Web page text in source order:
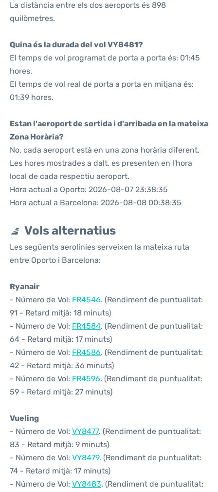
La distància entre els dos aeroports és 898
quilòmetres.
Quina és la durada del vol VY8481?
El temps de vol programat de porta a porta és: 01:45
hores.
El temps de vol real de porta a porta en mitjana és:
01:39 hores.
Estan l'aeroport de sortida i d'arribada en la mateixa
Zona Horària?
No, cada aeroport està en una zona horària diferent.
Les hores mostrades a dalt, es presenten en l'hora
local de cada respectiu aeroport.
Hora actual a Oporto: 2026-08-07 23:38:35
Hora actual a Barcelona: 2026-08-08 00:38:35
Vols alternatius
Les següents aerolínies serveixen la mateixa ruta
entre Oporto i Barcelona:
Ryanair
- Número de Vol: FR4546. (Rendiment de puntualitat:
91 - Retard mitjà: 18 minuts)
- Número de Vol: FR4584. (Rendiment de puntualitat:
64 - Retard mitjà: 17 minuts)
- Número de Vol: FR4586. (Rendiment de puntualitat:
42 - Retard mitjà: 36 minuts)
- Número de Vol: FR4596. (Rendiment de puntualitat:
59 - Retard mitjà: 27 minuts)
Vueling
- Número de Vol: VY8477. (Rendiment de puntualitat:
83 - Retard mitjà: 9 minuts)
- Número de Vol: VY8479. (Rendiment de puntualitat:
74 - Retard mitjà: 17 minuts)
- Número de Vol: VY8483. (Rendiment de puntualitat: